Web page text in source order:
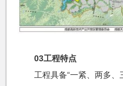
03工程特点
工程具备“一紧、两多、